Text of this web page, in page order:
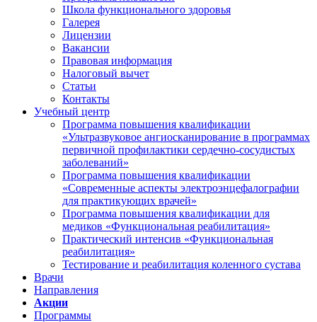
Школа функционального здоровья
Галерея
Лицензии
Вакансии
Правовая информация
Налоговый вычет
Статьи
Контакты
Учебный центр
Программа повышения квалификации
«Ультразвуковое ангиосканирование в программах
первичной профилактики сердечно-сосудистых
заболеваний»
Программа повышения квалификации
«Современные аспекты электроэнцефалографии
для практикующих врачей»
Программа повышения квалификации для
медиков «Функциональная реабилитация»
Практический интенсив «Функциональная
реабилитация»
Тестирование и реабилитация коленного сустава
Врачи
Направления
Акции
Программы